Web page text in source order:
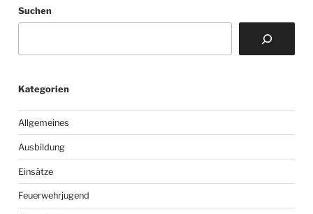
Suchen
Kategorien
Allgemeines
Ausbildung
Einsätze
Feuerwehrjugend